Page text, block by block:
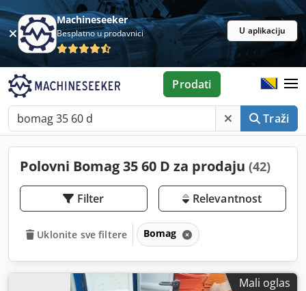
Machineseeker
Besplatno u prodavnici U aplikaciju
Traži
Prodati
Polovni Bomag 35 60 D za prodaju (42)
Filter Relevantnost
Uklonite sve filtere Bomag
Mali oglas